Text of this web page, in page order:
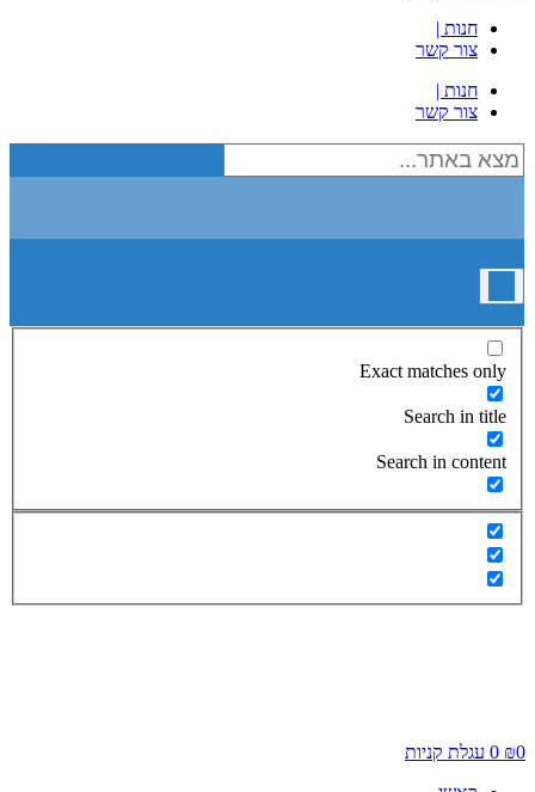
חנות |
צור קשר
חנות |
צור קשר
Exact matches only
Search in title
Search in content
₪0
0 עגלת קניות